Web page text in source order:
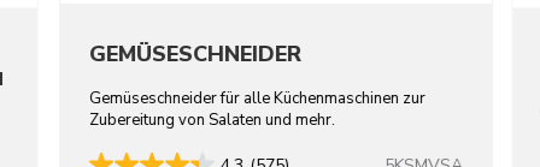
GEMÜSESCHNEIDER
Gemüseschneider für alle Küchenmaschinen zur
Zubereitung von Salaten und mehr.